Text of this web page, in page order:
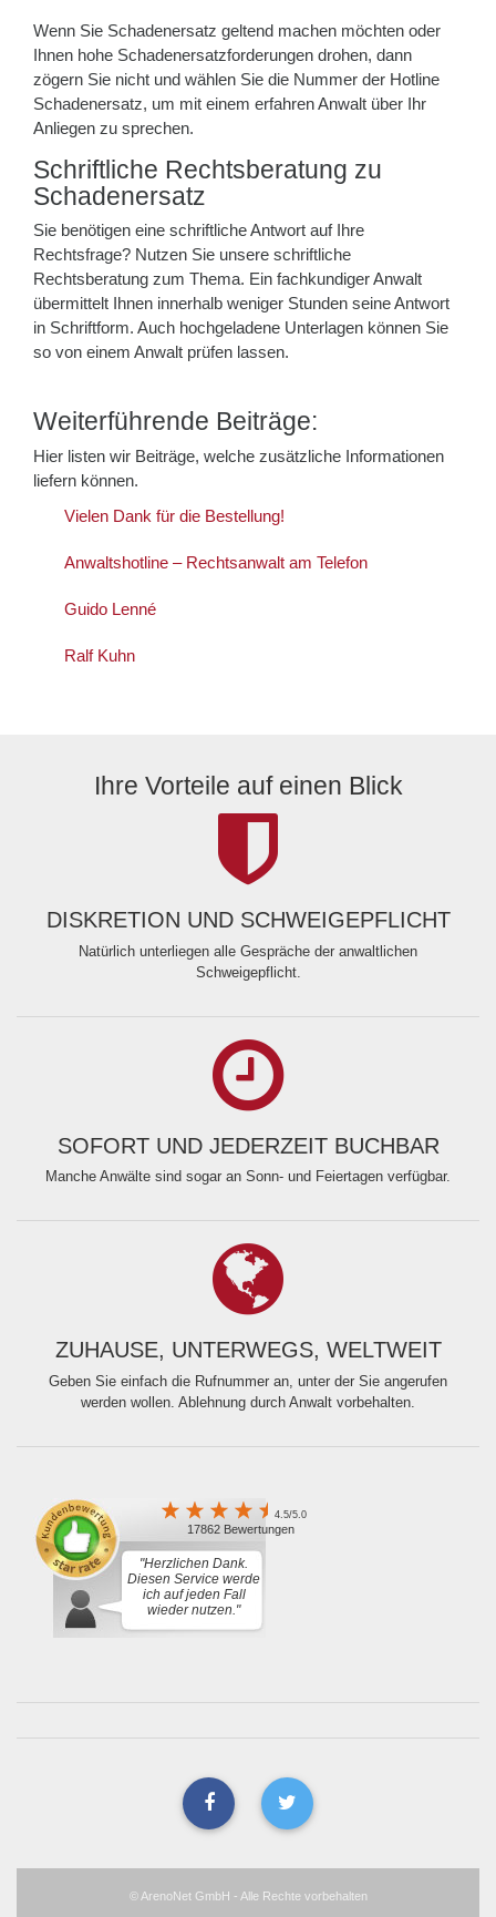
Wenn Sie Schadenersatz geltend machen möchten oder
Ihnen hohe Schadenersatzforderungen drohen, dann
zögern Sie nicht und wählen Sie die Nummer der Hotline
Schadenersatz, um mit einem erfahren Anwalt über Ihr
Anliegen zu sprechen.
Schriftliche Rechtsberatung zu
Schadenersatz
Sie benötigen eine schriftliche Antwort auf Ihre
Rechtsfrage? Nutzen Sie unsere schriftliche
Rechtsberatung zum Thema. Ein fachkundiger Anwalt
übermittelt Ihnen innerhalb weniger Stunden seine Antwort
in Schriftform. Auch hochgeladene Unterlagen können Sie
so von einem Anwalt prüfen lassen.
Weiterführende Beiträge:
Hier listen wir Beiträge, welche zusätzliche Informationen
liefern können.
Vielen Dank für die Bestellung!
Anwaltshotline – Rechtsanwalt am Telefon
Guido Lenné
Ralf Kuhn
Ihre Vorteile auf einen Blick
DISKRETION UND SCHWEIGEPFLICHT
Natürlich unterliegen alle Gespräche der anwaltlichen
Schweigepflicht.
SOFORT UND JEDERZEIT BUCHBAR
Manche Anwälte sind sogar an Sonn- und Feiertagen verfügbar.
ZUHAUSE, UNTERWEGS, WELTWEIT
Geben Sie einfach die Rufnummer an, unter der Sie angerufen
werden wollen. Ablehnung durch Anwalt vorbehalten.
4.5/5.0
17862 Bewertungen
"Herzlichen Dank.
Diesen Service werde
ich auf jeden Fall
wieder nutzen."
© ArenoNet GmbH - Alle Rechte vorbehalten